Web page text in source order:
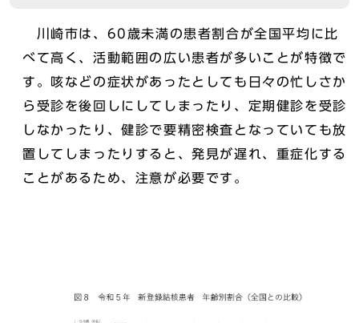
川崎市は、60歳未満の患者割合が全国平均に比
べて高く、活動範囲の広い患者が多いことが特徴で
す。咳などの症状があったとしても日々の忙しさか
ら受診を後回しにしてしまったり、定期健診を受診
しなかったり、健診で要精密検査となっていても放
置してしまったりすると、発見が遅れ、重症化する
ことがあるため、注意が必要です。